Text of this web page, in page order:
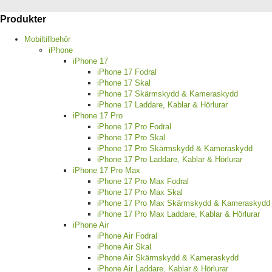
Produkter
Mobiltillbehör
iPhone
iPhone 17
iPhone 17 Fodral
iPhone 17 Skal
iPhone 17 Skärmskydd & Kameraskydd
iPhone 17 Laddare, Kablar & Hörlurar
iPhone 17 Pro
iPhone 17 Pro Fodral
iPhone 17 Pro Skal
iPhone 17 Pro Skärmskydd & Kameraskydd
iPhone 17 Pro Laddare, Kablar & Hörlurar
iPhone 17 Pro Max
iPhone 17 Pro Max Fodral
iPhone 17 Pro Max Skal
iPhone 17 Pro Max Skärmskydd & Kameraskydd
iPhone 17 Pro Max Laddare, Kablar & Hörlurar
iPhone Air
iPhone Air Fodral
iPhone Air Skal
iPhone Air Skärmskydd & Kameraskydd
iPhone Air Laddare, Kablar & Hörlurar